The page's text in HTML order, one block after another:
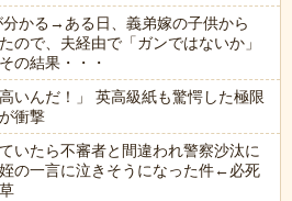
分かる→ある日、義弟嫁の子供から
ので、夫経由で「ガンではないか」
の結果・・・
いんだ！」 英高級紙も驚愕した極限
衝撃
いたら不審者と間違われ警察沙汰に
の一言に泣きそうになった件←必死